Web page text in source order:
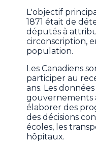
L'objectif
1871 était de
députés à
circonscription,
population.
Les Canadiens
participer au
ans. Les
gouvernements
élaborer des
des décisions
écoles, les
hôpitaux.